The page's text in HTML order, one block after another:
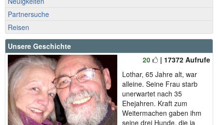
Partnersuche
Reisen
Unsere Geschichte
20
| 17372 Aufrufe
Lothar, 65 Jahre alt, war
alleine. Seine Frau starb
unerwartet nach 35
Ehejahren. Kraft zum
Weitermachen gaben ihm
seine drei Hunde, die ja